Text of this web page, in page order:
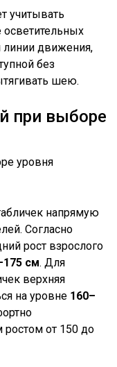
учитывать
линии движения,
без
шею.
при выборе
напрямую
Согласно
рост взрослого
см. Для
верхняя
на уровне 160–
от 150 до